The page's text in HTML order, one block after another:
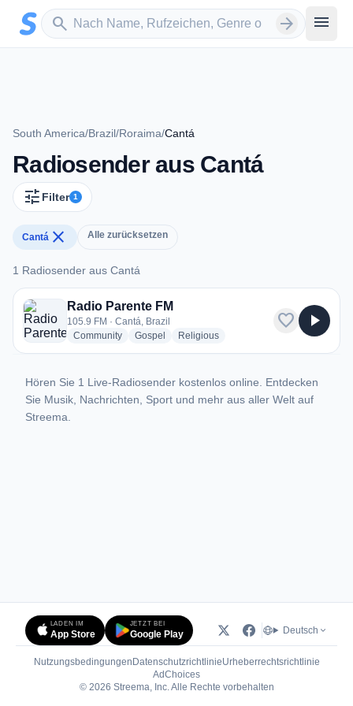
Zum Hauptinhalt springen
search
Sender suchen arrow_forward menu
South America/Brazil/Roraima/Cantá
Radiosender aus Cantá
tune Filter 1
Cantá close Alle zurücksetzen
1 Radiosender aus Cantá
1 Radiosender aus Cantá
Radio Parente FM
105.9 FM · Cantá, Brazil
Communityradio stations
Gospel radio stations
Religiousradio stations
favorite play_arrow
Hören Sie 1 Live-Radiosender kostenlos online. Entdecken
Sie Musik, Nachrichten, Sport und mehr aus aller Welt auf
Streema.
LADEN IM
App Store
JETZT BEI
Google Play Deutsch
Nutzungsbedingungen DatenschutzrichtlinieUrheberrechtsrichtlinie
AdChoices(öffnet in neuem Tab)
© 2026 Streema, Inc. Alle Rechte vorbehalten